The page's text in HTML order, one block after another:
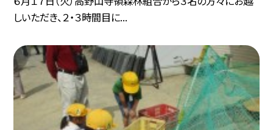
しいただき、２・３時間目に...